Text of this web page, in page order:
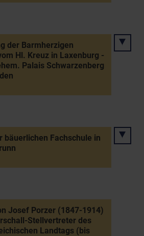
der Barmherzigen
Hl. Kreuz in Laxenburg -
Palais Schwarzenberg
bäuerlichen Fachschule in
Josef Porzer (1847-1914)
Stellvertreter des
Landtags (bis